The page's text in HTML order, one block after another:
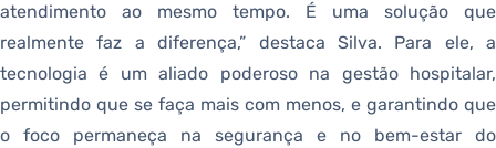
atendimento ao mesmo tempo. É uma solução que
realmente faz a diferença,” destaca Silva. Para ele, a
tecnologia é um aliado poderoso na gestão hospitalar,
permitindo que se faça mais com menos, e garantindo que
o foco permaneça na segurança e no bem-estar do